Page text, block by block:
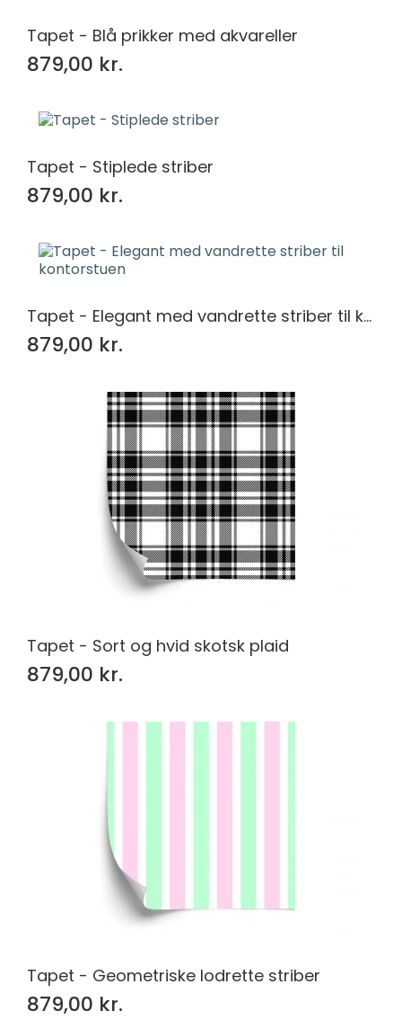
Tapet - Blå prikker med akvareller
879,00 kr.
Tapet - Stiplede striber
879,00 kr.
Tapet - Elegant med vandrette striber til kontorstuen
879,00 kr.
Tapet - Sort og hvid skotsk plaid
879,00 kr.
Tapet - Geometriske lodrette striber
879,00 kr.